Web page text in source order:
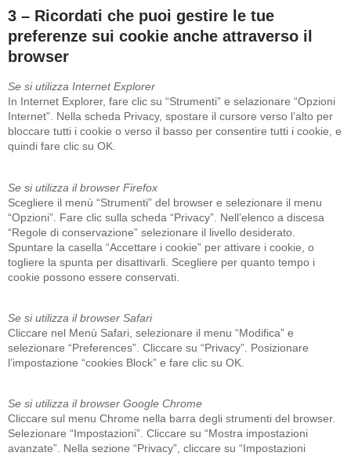
3 – Ricordati che puoi gestire le tue
preferenze sui cookie anche attraverso il
browser
Se si utilizza Internet Explorer
In Internet Explorer, fare clic su “Strumenti” e selazionare “Opzioni
Internet”. Nella scheda Privacy, spostare il cursore verso l’alto per
bloccare tutti i cookie o verso il basso per consentire tutti i cookie, e
quindi fare clic su OK.
Se si utilizza il browser Firefox
Scegliere il menù “Strumenti” del browser e selezionare il menu
“Opzioni”. Fare clic sulla scheda “Privacy”. Nell’elenco a discesa
“Regole di conservazione” selezionare il livello desiderato.
Spuntare la casella “Accettare i cookie” per attivare i cookie, o
togliere la spunta per disattivarli. Scegliere per quanto tempo i
cookie possono essere conservati.
Se si utilizza il browser Safari
Cliccare nel Menù Safari, selezionare il menu “Modifica” e
selezionare “Preferences”. Cliccare su “Privacy”. Posizionare
l’impostazione “cookies Block” e fare clic su OK.
Se si utilizza il browser Google Chrome
Cliccare sul menu Chrome nella barra degli strumenti del browser.
Selezionare “Impostazioni”. Cliccare su “Mostra impostazioni
avanzate”. Nella sezione “Privacy”, cliccare su “Impostazioni